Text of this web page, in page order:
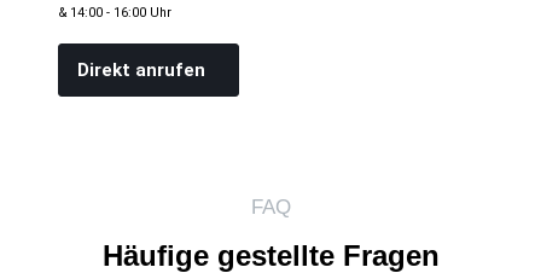
& 14:00 - 16:00 Uhr
Direkt anrufen
FAQ
Häufige gestellte Fragen